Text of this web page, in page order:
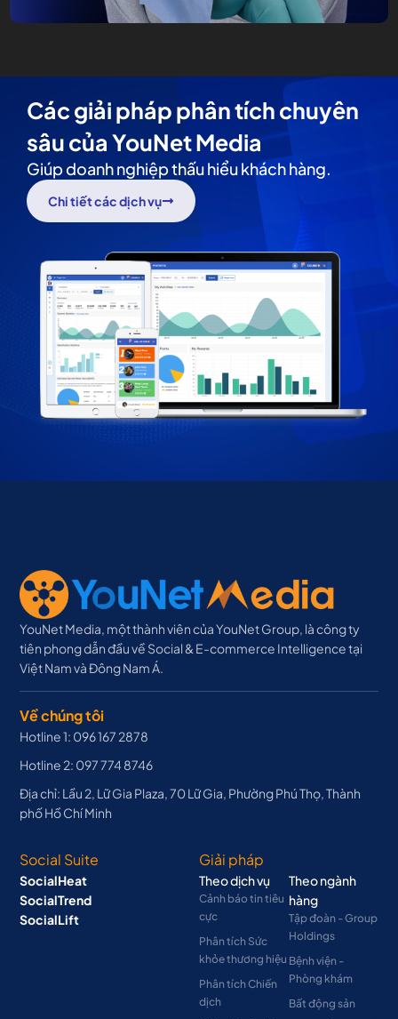
Các giải pháp phân tích chuyên
sâu của YouNet Media
Giúp doanh nghiệp thấu hiểu khách hàng.
Chi tiết các dịch vụ
YouNet Media, một thành viên của YouNet Group, là công ty
tiên phong dẫn đầu về Social & E-commerce Intelligence tại
Việt Nam và Đông Nam Á.
Về chúng tôi
Hotline 1: 096 167 2878
Hotline 2: 097 774 8746
Địa chỉ: Lầu 2, Lữ Gia Plaza, 70 Lữ Gia, Phường Phú Thọ, Thành
phố Hồ Chí Minh
Social Suite
SocialHeat
SocialTrend
SocialLift
Giải pháp
Theo dịch vụ
Cảnh báo tin tiêu
cực
Phân tích Sức
khỏe thương hiệu
Phân tích Chiến
dịch
Theo ngành
hàng
Tập đoàn - Group
Holdings
Bệnh viện -
Phòng khám
Bất động sản